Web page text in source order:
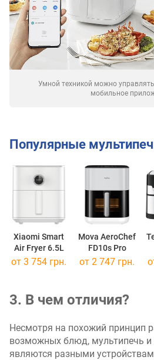
Умной техникой можно
мобильное
Популярные
Xiaomi Smart
Air Fryer 6.5L
Mova AeroChef
FD10s Pro
от 3 754 грн. от 2 747 грн.
3. В чем отличия?
Несмотря на похожий принцип
возможных блюд, мультипечь и
являются разными